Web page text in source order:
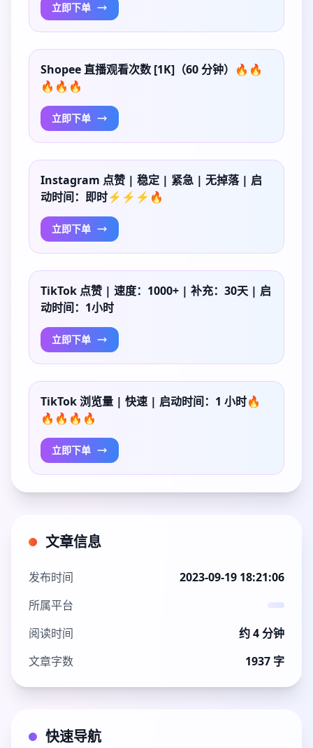
立即下单
Shopee 直播观看次数 [1K]（60 分钟）🔥🔥
🔥🔥🔥
立即下单
Instagram 点赞 | 稳定 | 紧急 | 无掉落 | 启
动时间：即时⚡⚡⚡🔥
立即下单
TikTok 点赞 | 速度：1000+ | 补充：30天 | 启
动时间：1小时
立即下单
TikTok 浏览量 | 快速 | 启动时间：1 小时🔥
🔥🔥🔥🔥
立即下单
文章信息
发布时间
2023-09-19 18:21:06
所属平台
阅读时间
约 4 分钟
文章字数
1937 字
快速导航